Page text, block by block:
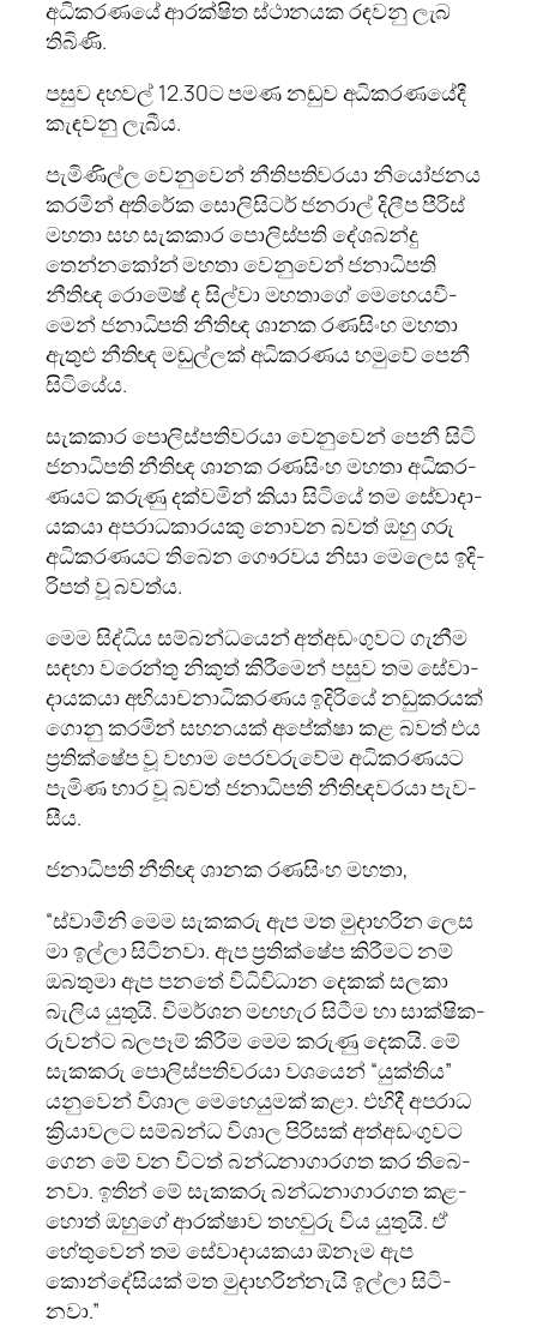
අධි­ක­ර­ණයේ ආර­ක්ෂිත ස්ථාන­යක රඳ­වනු ලැබ
තිබිණි.
පසුව දහ­වල් 12.30ට පමණ නඩුව අධි­ක­ර­ණ­යේදී
කැඳ­වනු ලැබීය.
පැමි­ණිල්ල වෙනු­වෙන් නීති­ප­ති­ව­රයා නියෝ­ජ­නය
කර­මින් අති­රේක සොලි­සි­ටර් ජන­රාල් දිලීප පීරිස්
මහතා සහ සැක­කාර පොලි­ස්පති දේශ­බන්දු
තෙන්න­කෝන් මහතා වෙනු­වෙන් ජනා­ධි­පති
නීතිඥ රොමේෂ් ද සිල්වා මහ­තාගේ මෙහෙ­ය­වී­
මෙන් ජනා­ධි­පති නීතිඥ ශානක රණ­සිංහ මහතා
ඇතුළු නීතිඥ මඬු­ල්ලක් අධි­ක­ර­ණය හමුවේ පෙනී
සිටි­යේය.
සැක­කාර පොලි­ස්ප­ති­ව­රයා වෙනු­වෙන් පෙනී සිටි
ජනා­ධි­පති නීතිඥ ශානක රණ­සිංහ මහතා අධි­ක­ර­
ණ­යට කරුණු දක්ව­මින් කියා සිටියේ තම සේවා­දා­
ය­කයා අප­රා­ධ­කා­ර­යකු නොවන බවත් ඔහු ගරු
අධි­ක­ර­ණ­යට තිබෙන ගෞර­වය නිසා මෙලෙස ඉදි­
රි­පත් වූ බවත්ය.
මෙම සිද්ධිය සම්බ­න්ධ­යෙන් අත්අ­ඩං­ගු­වට ගැනීම
සඳහා වරෙන්තු නිකුත් කිරී­මෙන් පසුව තම සේවා­
දා­ය­කයා අභි­යා­ච­නා­ධි­ක­ර­ණය ඉදි­රියේ නඩු­ක­ර­යක්
ගොනු කර­මින් සහ­න­යක් අපේක්ෂා කළ බවත් එය
ප්‍රති­ක්ෂේප වූ වහාම පෙර­ව­රු­වේම අධි­ක­ර­ණ­යට
පැමිණ භාර වූ බවත් ජනා­ධි­පති නීති­ඥ­ව­රයා පැව­
සීය.
ජනා­ධි­පති නීතිඥ ශානක රණ­සිංහ මහතා,
“ස්වාමීනි මෙම සැක­කරු ඇප මත මුදා­හ­රින ලෙස
මා ඉල්ලා සිටි­නවා. ඇප ප්‍රති­ක්ෂේප කිරී­මට නම්
ඔබ­තුමා ඇප පනතේ විධි­වි­ධාන දෙකක් සලකා
බැලිය යුතුයි. විම­ර්ශන මඟ­හැර සිටීම හා සාක්ෂි­ක­
රු­වන්ට බල­පෑම් කිරීම මෙම කරුණු දෙකයි. මේ
සැක­කරු පොලි­ස්ප­ති­ව­රයා වශ­යෙන් “යුක්තිය”
යනු­වෙන් විශාල මෙහෙ­යු­මක් කළා. එහිදී අප­රාධ
ක්‍රියා­ව­ලට සම්බන්ධ විශාල පිරි­සක් අත්අ­ඩං­ගු­වට
ගෙන මේ වන විටත් බන්ධ­නා­ගා­ර­ගත කර තිබෙ­
නවා. ඉතින් මේ සැක­කරු බන්ධ­නා­ගා­ර­ගත කළ­
හොත් ඔහුගේ ආර­ක්ෂාව තහ­වුරු විය යුතුයි. ඒ
හේතු­වෙන් තම සේවා­දා­ය­කයා ඕනෑම ඇප
කොන්දේ­සි­යක් මත මුදා­හ­රි­න්නැයි ඉල්ලා සිටි­
නවා.”